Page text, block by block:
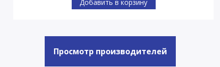
Добавить в корзину
Просмотр производителей